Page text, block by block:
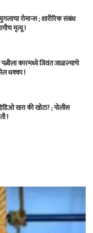
रोमान्स ; शारीरिक संबंध
मृत्यू !
कारमध्ये जिवंत जाळल्याचे
धक्का !
खरा की खोटा? ; पोलीस
!